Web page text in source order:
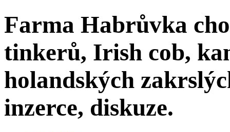
Farma Habrůvka
tinkerů, Irish cob,
holandských
inzerce, diskuze.